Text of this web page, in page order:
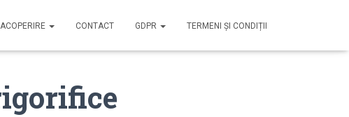
ACOPERIRE CONTACT GDPR TERMENI ȘI CONDIȚII